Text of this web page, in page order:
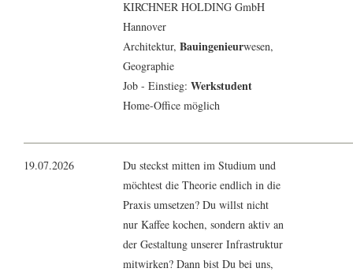
KIRCHNER HOLDING GmbH
Hannover
Architektur, Bauingenieurwesen,
Geographie
Job - Einstieg: Werkstudent
Home-Office möglich
19.07.2026
Du steckst mitten im Studium und
möchtest die Theorie endlich in die
Praxis umsetzen? Du willst nicht
nur Kaffee kochen, sondern aktiv an
der Gestaltung unserer Infrastruktur
mitwirken? Dann bist Du bei uns,